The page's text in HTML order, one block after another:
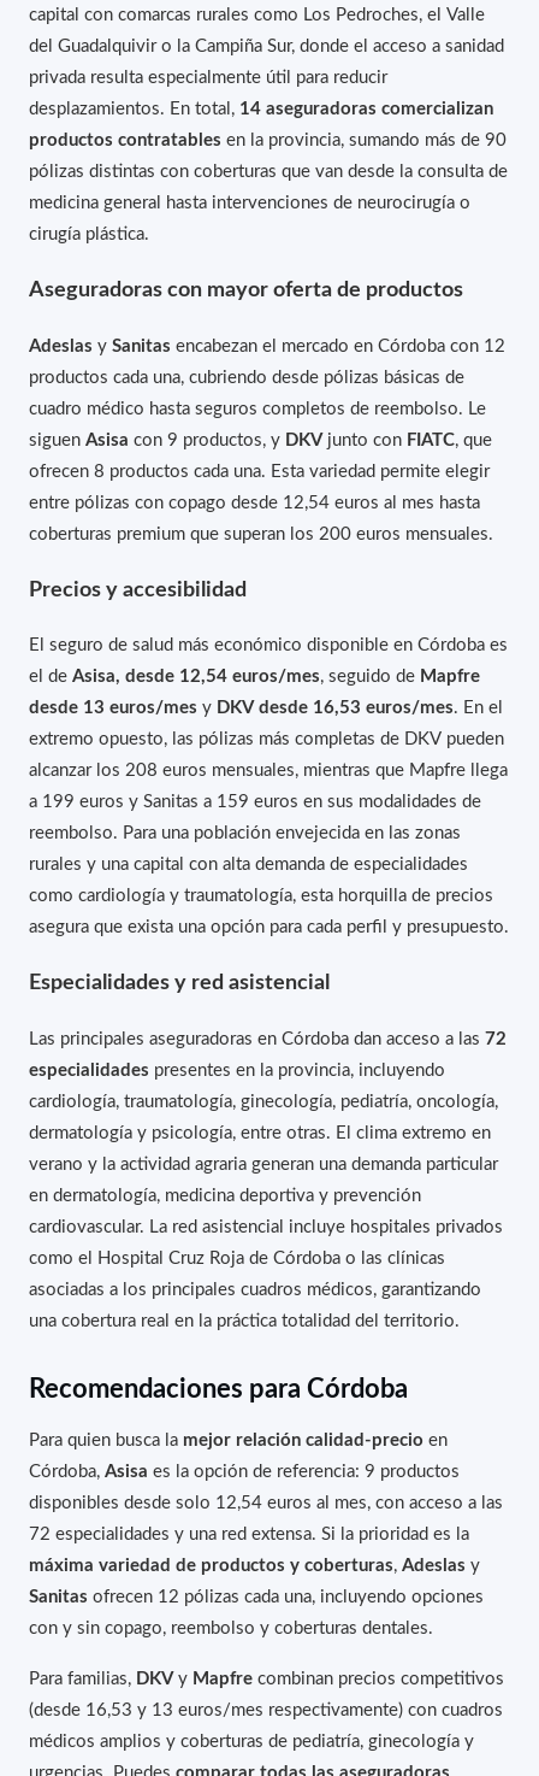
capital con comarcas rurales como Los Pedroches, el Valle
del Guadalquivir o la Campiña Sur, donde el acceso a sanidad
privada resulta especialmente útil para reducir
desplazamientos. En total, 14 aseguradoras comercializan
productos contratables en la provincia, sumando más de 90
pólizas distintas con coberturas que van desde la consulta de
medicina general hasta intervenciones de neurocirugía o
cirugía plástica.
Aseguradoras con mayor oferta de productos
Adeslas y Sanitas encabezan el mercado en Córdoba con 12
productos cada una, cubriendo desde pólizas básicas de
cuadro médico hasta seguros completos de reembolso. Le
siguen Asisa con 9 productos, y DKVjunto con FIATC , que
ofrecen 8 productos cada una. Esta variedad permite elegir
entre pólizas con copago desde 12,54 euros al mes hasta
coberturas premium que superan los 200 euros mensuales.
Precios y accesibilidad
El seguro de salud más económico disponible en Córdoba es
el de Asisa, desde 12,54 euros/mes, seguido de Mapfre
desde 13 euros/mes y DKV desde 16,53 euros/mes. En el
extremo opuesto, las pólizas más completas de DKV pueden
alcanzar los 208 euros mensuales, mientras que Mapfre llega
a 199 euros y Sanitas a 159 euros en sus modalidades de
reembolso. Para una población envejecida en las zonas
rurales y una capital con alta demanda de especialidades
como cardiología y traumatología, esta horquilla de precios
asegura que exista una opción para cada perfil y presupuesto.
Especialidades y red asistencial
Las principales aseguradoras en Córdoba dan acceso a las 72
especialidades presentes en la provincia, incluyendo
cardiología, traumatología, ginecología, pediatría, oncología,
dermatología y psicología, entre otras. El clima extremo en
verano y la actividad agraria generan una demanda particular
en dermatología, medicina deportiva y prevención
cardiovascular. La red asistencial incluye hospitales privados
como el Hospital Cruz Roja de Córdoba o las clínicas
asociadas a los principales cuadros médicos, garantizando
una cobertura real en la práctica totalidad del territorio.
Recomendaciones para Córdoba
Para quien busca la mejor relación calidad-precio en
Córdoba, Asisa es la opción de referencia: 9 productos
disponibles desde solo 12,54 euros al mes, con acceso a las
72 especialidades y una red extensa. Si la prioridad es la
máxima variedad de productos y coberturas, Adeslas y
Sanitas ofrecen 12 pólizas cada una, incluyendo opciones
con y sin copago, reembolso y coberturas dentales.
Para familias, DKVy Mapfre combinan precios competitivos
(desde 16,53 y 13 euros/mes respectivamente) con cuadros
médicos amplios y coberturas de pediatría, ginecología y
urgencias. Puedes comparar todas las aseguradoras